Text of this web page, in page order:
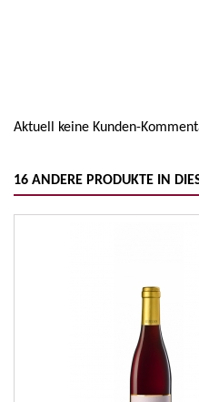
Aktuell keine Kunden-
16 ANDERE PRODUKTE IN